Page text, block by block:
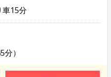
車15分
）